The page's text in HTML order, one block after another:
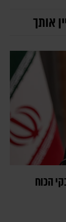
אותך
הכוח